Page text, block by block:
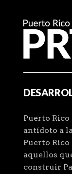
Puerto Rico
antídoto a
Puerto
aquellos
construir